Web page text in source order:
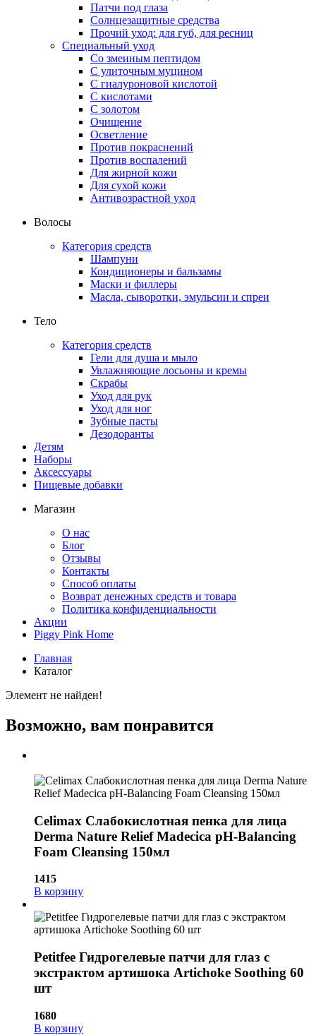
Патчи под глаза
Солнцезащитные средства
Прочий уход: для губ, для ресниц
Специальный уход
Со змеиным пептидом
С улиточным муцином
С гиалуроновой кислотой
С кислотами
С золотом
Очищение
Осветление
Против покраснений
Против воспалений
Для жирной кожи
Для сухой кожи
Антивозрастной уход
Волосы
Категория средств
Шампуни
Кондиционеры и бальзамы
Маски и филлеры
Масла, сыворотки, эмульсии и спреи
Тело
Категория средств
Гели для душа и мыло
Увлажняющие лосьоны и кремы
Скрабы
Уход для рук
Уход для ног
Зубные пасты
Дезодоранты
Детям
Наборы
Аксессуары
Пищевые добавки
Магазин
О нас
Блог
Отзывы
Контакты
Способ оплаты
Возврат денежных средств и товара
Политика конфиденциальности
Акции
Piggy Pink Home
Главная
Каталог
Элемент не найден!
Возможно, вам понравится
Celimax Слабокислотная пенка для лица
Derma Nature Relief Madecica pH-Balancing
Foam Cleansing 150мл
1415
В корзину
Petitfee Гидрогелевые патчи для глаз с
экстрактом артишока Artichoke Soothing 60
шт
1680
В корзину